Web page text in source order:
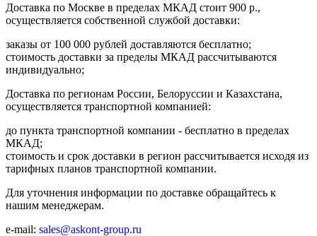
Доставка по Москве в пределах МКАД стоит 900 р.,
осуществляется собственной службой доставки:
заказы от 100 000 рублей доставляются бесплатно;
cтоимость доставки за пределы МКАД рассчитываются
индивидуально;
Доставка по регионам России, Белоруссии и Казахстана,
осуществляется транспортной компанией:
до пункта транспортной компании - бесплатно в пределах
МКАД;
стоимость и срок доставки в регион рассчитывается исходя из
тарифных планов транспортной компании.
Для уточнения информации по доставке обращайтесь к
нашим менеджерам.
e-mail: sales@askont-group.ru